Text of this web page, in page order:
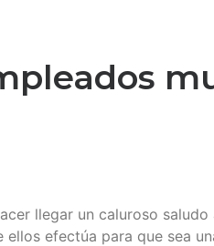
llegar un caluroso
efectúa para que sea